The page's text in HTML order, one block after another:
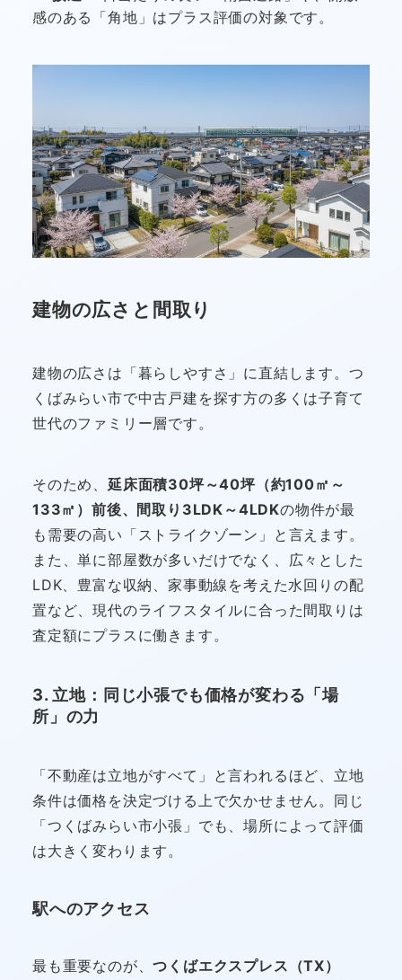
感のある「角地」はプラス評価の対象です。
建物の広さと間取り
建物の広さは「暮らしやすさ」に直結します。つ
くばみらい市で中古戸建を探す方の多くは子育て
世代のファミリー層です。
そのため、 延床面積30坪～40坪（約100㎡～
133㎡）前後、間取り3LDK～4LDKの物件が最
も需要の高い「ストライクゾーン」と言えます。
また、単に部屋数が多いだけでなく、広々とした
LDK、豊富な収納、家事動線を考えた水回りの配
置など、現代のライフスタイルに合った間取りは
査定額にプラスに働きます。
3. 立地：同じ小張でも価格が変わる「場
所」の力
「不動産は立地がすべて」と言われるほど、立地
条件は価格を決定づける上で欠かせません。同じ
「つくばみらい市小張」でも、場所によって評価
は大きく変わります。
駅へのアクセス
最も重要なのが、つくばエクスプレス（TX）